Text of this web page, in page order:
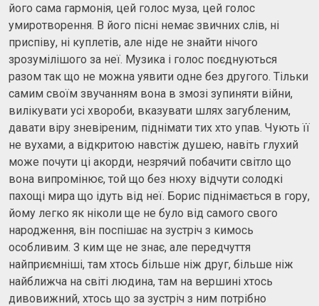
його сама гармонія, цей голос муза, цей голос
умиротворення. В його пісні немає звичних слів, ні
приспіву, ні куплетів, але ніде не знайти нічого
зрозумілішого за неї. Музика і голос поєднуються
разом так що не можна уявити одне без другого. Тільки
самим своїм звучанням вона в змозі зупиняти війни,
вилікувати усі хвороби, вказувати шлях загубленим,
давати віру зневіреним, піднімати тих хто упав. Чують її
не вухами, а відкритою навстіж душею, навіть глухий
може почути ці акорди, незрячий побачити світло що
вона випромінює, той що без нюху відчути солодкі
пахощі мира що ідуть від неї. Борис піднімається в гору,
йому легко як ніколи ще не було від самого свого
народження, він поспішає на зустріч з кимось
особливим. З ким ще не знає, але передчуття
найприємніші, там хтось більше ніж друг, більше ніж
найближча на світі людина, там на вершині хтось
дивовижний, хтось що за зустріч з ним потрібно